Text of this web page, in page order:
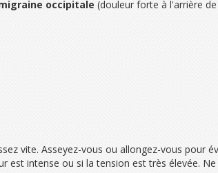
occipitale (douleur forte à l'arrière
vite. Asseyez-vous ou allongez-vous pour
intense ou si la tension est très élevée.